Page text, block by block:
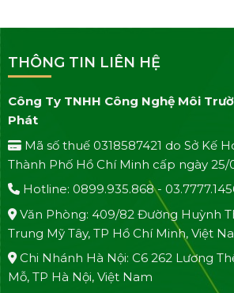
THÔNG TIN LIÊN HỆ
Công Ty TNHH Công Nghệ Môi
Phát
Mã số thuế 0318587421 do Sở Kế
Thành Phố Hồ Chí Minh cấp ngày 25/
Hotline: 0899.935.868 -
Văn Phòng: 409/82 Đường Huỳnh
Trung Mỹ Tây, TP Hồ Chí Minh, Việt
Chi Nhánh Hà Nội: C6 262 Lương
Mỗ, TP Hà Nội, Việt Nam